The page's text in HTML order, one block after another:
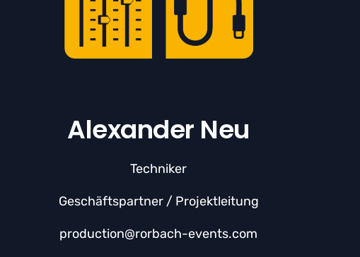
Alexander Neu
Techniker
Geschäftspartner / Projektleitung
production@rorbach-events.com